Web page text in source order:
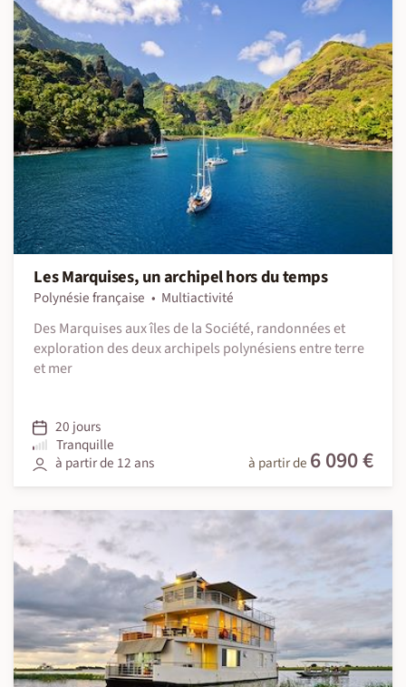
Les Marquises, un archipel hors du temps
Polynésie française
Multiactivité
Des Marquises aux îles de la Société, randonnées et
exploration des deux archipels polynésiens entre terre
et mer
20 jours
Tranquille
à partir de 12 ans
à partir de 6 090 €